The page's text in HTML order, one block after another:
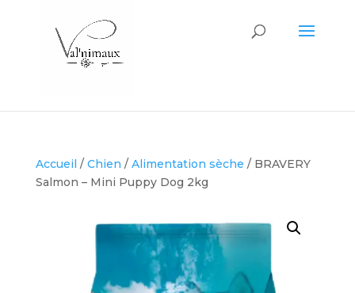
Accueil / Chien / Alimentation sèche / BRAVERY
Salmon – Mini Puppy Dog 2kg